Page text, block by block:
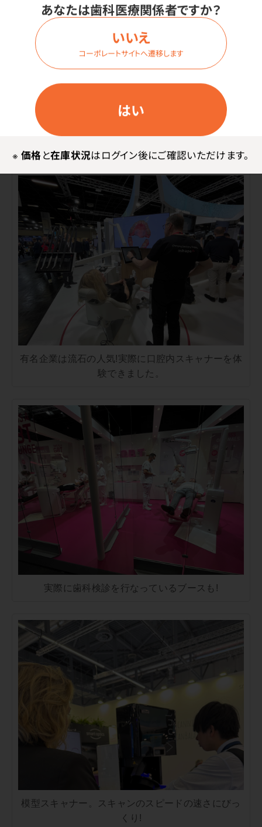
あなたは歯科医療関係者ですか？
はい
いいえ
コーポレートサイトへ遷移します
※ 価格と在庫状況はログイン後にご確認いただけます。
ブース内で実際にオーラルケア商品を試すことがで
有名企業は流石の人気!実際に口腔内スキャナーを体
験できました。
実際に歯科検診を行なっているブースも!
模型スキャナー。スキャンのスピードの速さにびっ
くり!